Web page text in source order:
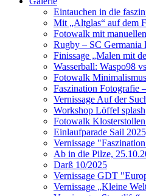
Eintauchen in die
Mit „Altglas“ auf dem
Fotowalk mit
Rugby – SC Germania
Finissage „Malen mit
Wasserball: Waspo98
Fotowalk
Faszination Fotografie
Vernissage Auf der
Workshop Löffel splash
Fotowalk
Einlaufparade Sail
Vernissage
Ab in die Pilze,
Darß 10/2025
Vernissage GDT
Vernissage „Kleine